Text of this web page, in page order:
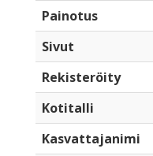
Painotus
Sivut
Rekisteröity
Kotitalli
Kasvattajanimi